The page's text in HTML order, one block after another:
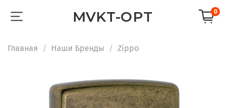
MVKT-OPT 0
Главная Наши Бренды Zippo